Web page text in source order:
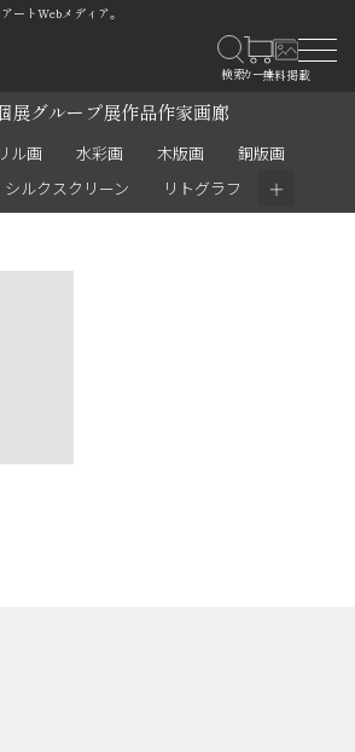
ートWebメディア。
展グループ展作品作家画廊
ル画 水彩画 木版画
銅版画
シルクスクリーン リトグラフ ＋